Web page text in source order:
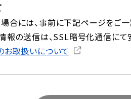
合には、事前に下記ページをご
報の送信は、SSL暗号化通信にて
お取扱いについて